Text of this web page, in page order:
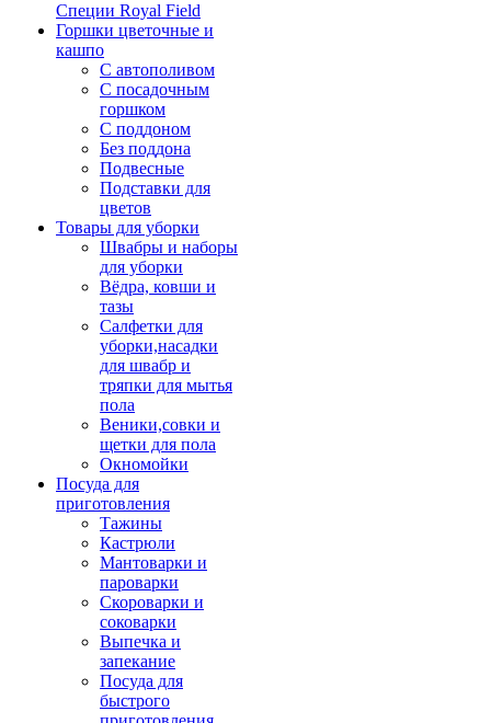
Специи Royal Field
Горшки цветочные и
кашпо
С автополивом
С посадочным
горшком
С поддоном
Без поддона
Подвесные
Подставки для
цветов
Товары для уборки
Швабры и наборы
для уборки
Вёдра, ковши и
тазы
Салфетки для
уборки,насадки
для швабр и
тряпки для мытья
пола
Веники,совки и
щетки для пола
Окномойки
Посуда для
приготовления
Тажины
Кастрюли
Мантоварки и
пароварки
Скороварки и
соковарки
Выпечка и
запекание
Посуда для
быстрого